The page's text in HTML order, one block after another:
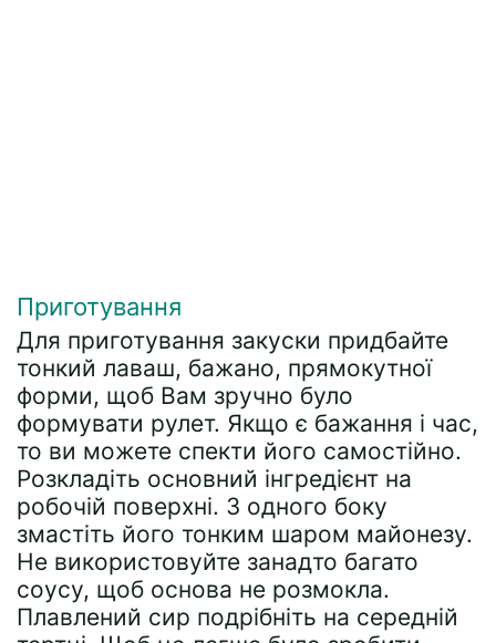
Приготування
Для приготування закуски придбайте
тонкий лаваш, бажано, прямокутної
форми, щоб Вам зручно було
формувати рулет. Якщо є бажання і час,
то ви можете спекти його самостійно.
Розкладіть основний інгредієнт на
робочій поверхні. З одного боку
змастіть його тонким шаром майонезу.
Не використовуйте занадто багато
соусу, щоб основа не розмокла.
Плавлений сир подрібніть на середній